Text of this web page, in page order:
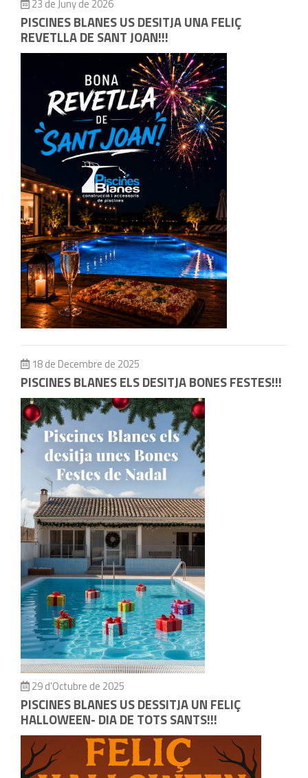
23 de Juny de 2026
PISCINES BLANES US DESITJA UNA FELIÇ
REVETLLA DE SANT JOAN!!!
18 de Decembre de 2025
PISCINES BLANES ELS DESITJA BONES FESTES!!!
29 d'Octubre de 2025
PISCINES BLANES US DESSITJA UN FELIÇ
HALLOWEEN- DIA DE TOTS SANTS!!!